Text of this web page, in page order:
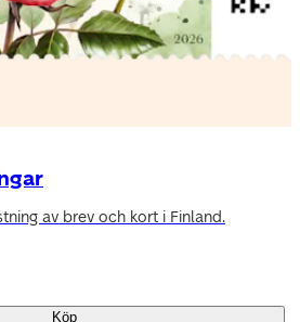
av brev och kort i Finland.
Köp